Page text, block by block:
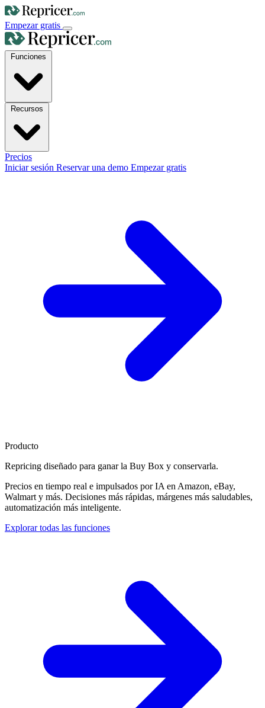
Empezar gratis
Precios
Iniciar sesión Reservar una demo Empezar gratis
Producto
Repricing diseñado para ganar la Buy Box y conservarla.
Precios en tiempo real e impulsados por IA en Amazon, eBay,
Walmart y más. Decisiones más rápidas, márgenes más saludables,
automatización más inteligente.
Explorar todas las funciones